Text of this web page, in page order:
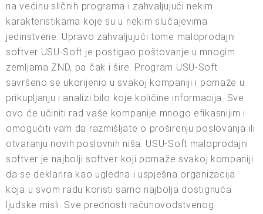
na većinu sličnih programa i zahvaljujući nekim
karakteristikama koje su u nekim slučajevima
jedinstvene. Upravo zahvaljujući tome maloprodajni
softver USU-Soft je postigao poštovanje u mnogim
zemljama ZND, pa čak i šire. Program USU-Soft
savršeno se ukorijenio u svakoj kompaniji i pomaže u
prikupljanju i analizi bilo koje količine informacija. Sve
ovo će učiniti rad vaše kompanije mnogo efikasnijim i
omogućiti vam da razmišljate o proširenju poslovanja ili
otvaranju novih poslovnih niša. USU-Soft maloprodajni
softver je najbolji softver koji pomaže svakoj kompaniji
da se deklarira kao ugledna i uspješna organizacija
koja u svom radu koristi samo najbolja dostignuća
ljudske misli. Sve prednosti računovodstvenog